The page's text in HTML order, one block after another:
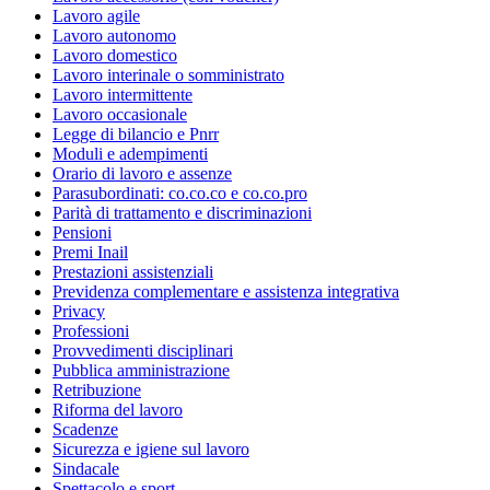
Lavoro agile
Lavoro autonomo
Lavoro domestico
Lavoro interinale o somministrato
Lavoro intermittente
Lavoro occasionale
Legge di bilancio e Pnrr
Moduli e adempimenti
Orario di lavoro e assenze
Parasubordinati: co.co.co e co.co.pro
Parità di trattamento e discriminazioni
Pensioni
Premi Inail
Prestazioni assistenziali
Previdenza complementare e assistenza integrativa
Privacy
Professioni
Provvedimenti disciplinari
Pubblica amministrazione
Retribuzione
Riforma del lavoro
Scadenze
Sicurezza e igiene sul lavoro
Sindacale